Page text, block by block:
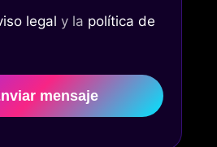
legal y la política de
mensaje